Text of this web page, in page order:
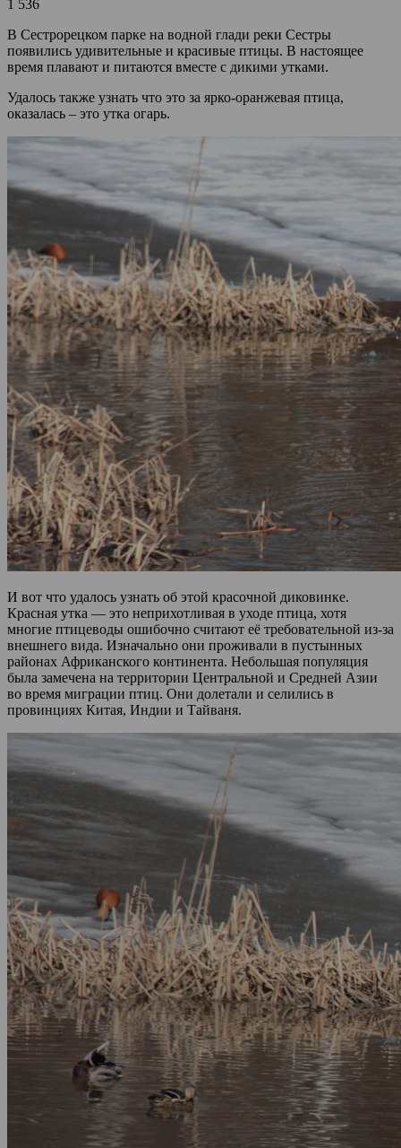
1 536
В Сестрорецком парке на водной глади реки Сестры
появились удивительные и красивые птицы. В настоящее
время плавают и питаются вместе с дикими утками.
Удалось также узнать что это за ярко-оранжевая птица,
оказалась – это утка огарь.
И вот что удалось узнать об этой красочной диковинке.
Красная утка — это неприхотливая в уходе птица, хотя
многие птицеводы ошибочно считают её требовательной из-за
внешнего вида. Изначально они проживали в пустынных
районах Африканского континента. Небольшая популяция
была замечена на территории Центральной и Средней Азии
во время миграции птиц. Они долетали и селились в
провинциях Китая, Индии и Тайваня.